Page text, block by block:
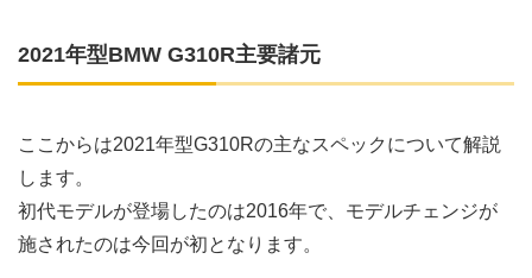
2021年型BMW G310R主要諸元
ここからは2021年型G310Rの主なスペックについて解説
します。
初代モデルが登場したのは2016年で、モデルチェンジが
施されたのは今回が初となります。